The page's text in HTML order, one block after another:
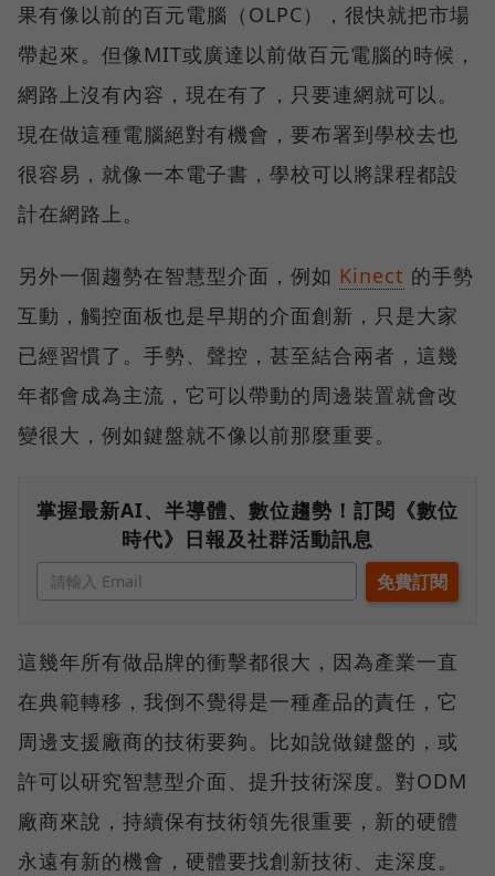
果有像以前的百元電腦（OLPC），很快就把市場
帶起來。但像MIT或廣達以前做百元電腦的時候，
網路上沒有內容，現在有了，只要連網就可以。
現在做這種電腦絕對有機會，要布署到學校去也
很容易，就像一本電子書，學校可以將課程都設
計在網路上。
另外一個趨勢在智慧型介面，例如 Kinect 的手勢
互動，觸控面板也是早期的介面創新，只是大家
已經習慣了。手勢、聲控，甚至結合兩者，這幾
年都會成為主流，它可以帶動的周邊裝置就會改
變很大，例如鍵盤就不像以前那麼重要。
掌握最新AI、半導體、數位趨勢！訂閱《數位
時代》日報及社群活動訊息
這幾年所有做品牌的衝擊都很大，因為產業一直
在典範轉移，我倒不覺得是一種產品的責任，它
周邊支援廠商的技術要夠。比如說做鍵盤的，或
許可以研究智慧型介面、提升技術深度。對ODM
廠商來說，持續保有技術領先很重要，新的硬體
永遠有新的機會，硬體要找創新技術、走深度。